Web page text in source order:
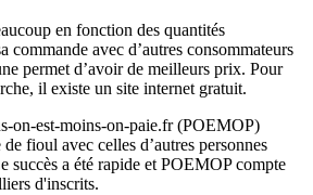
en fonction des quantités
commande avec d’autres consommateurs
permet d’avoir de meilleurs prix. Pour
il existe un site internet gratuit.
on-est-moins-on-paie.fr (POEMOP)
fioul avec celles d’autres personnes
succès a été rapide et POEMOP compte
d'inscrits.